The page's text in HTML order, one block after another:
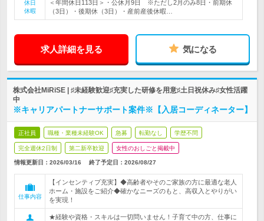
休日
休暇
＜年間休日113日＞・公休月9日 ※ただし2月のみ8日・前期休
（3日）・後期休（3日）・産前産後休暇…
求人詳細を見る 気になる
株式会社MiRiSE | ♯未経験歓迎♯充実した研修を用意♯土日祝休み♯女性活躍
中
※キャリアパートナーサポート案件※【入居コーディネーター】
正社員 職種・業種未経験OK 急募 転勤なし 学歴不問
完全週休2日制 第二新卒歓迎 女性のおしごと掲載中
情報更新日：2026/03/16 終了予定日： 2026/08/27
仕事内容
【インセンティブ充実】◆高齢者やそのご家族の方に最適な老人
ホーム・施設をご紹介◆確かなニーズのもと、高収入とやりがい
を実現！
★経験や資格・スキルは一切問いません！子育て中の方、仕事に